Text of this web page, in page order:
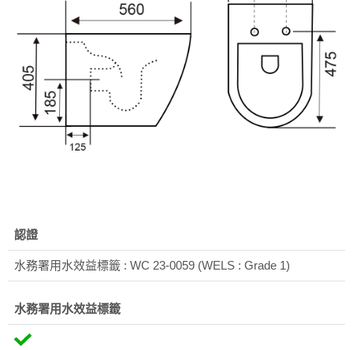
認證
水務署用水效益標籤 : WC 23-0059 (WELS : Grade 1)
水務署用水效益標籤